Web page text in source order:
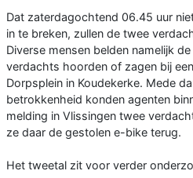
Dat zaterdagochtend 06.45 uur
in te breken, zullen de twee
Diverse mensen belden namelijk
verdachts hoorden of zagen bij
Dorpsplein in Koudekerke. Mede
betrokkenheid konden agenten
melding in Vlissingen twee
ze daar de gestolen e-bike terug.
Het tweetal zit voor verder